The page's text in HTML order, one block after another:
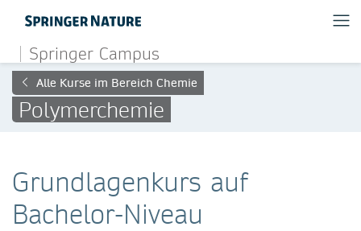
Springer Campus
Alle Kurse im Bereich Chemie
Polymerchemie
Grundlagenkurs auf
Bachelor-Niveau